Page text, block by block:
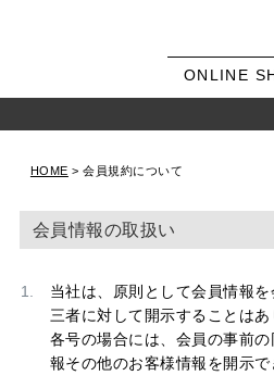
ONLINE
HOME 会員規約について
会員情報の取扱い
当社は、原則として会員情報
三者に対して開示することは
各号の場合には、会員の事前
報その他のお客様情報を開示で